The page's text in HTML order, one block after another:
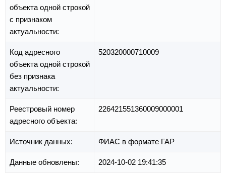
объекта одной строкой
с признаком
актуальности:
Код адресного
объекта одной строкой
без признака
актуальности:
520320000710009
Реестровый номер
адресного объекта:
226421551360009000001
Источник данных: ФИАС в формате ГАР
Данные обновлены: 2024-10-02 19:41:35